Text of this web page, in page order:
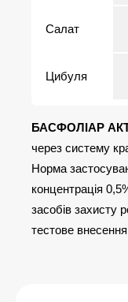
Салат
Цибуля
БАСФОЛІАР
через систему
Норма
концентрація
засобів захисту
тестове